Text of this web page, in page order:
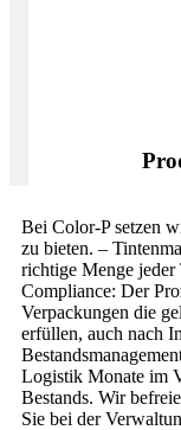
Bei Color-P setzen
zu bieten. –
richtige Menge jeder
Compliance: Der
Verpackungen die
erfüllen, auch nach
Logistik Monate im
Bestands. Wir
Sie bei der